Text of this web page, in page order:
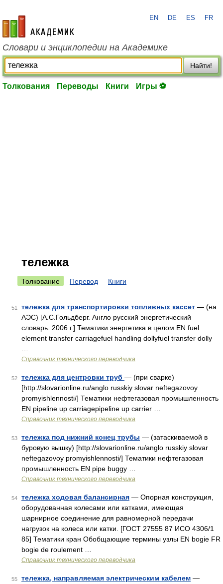
academic.ru
EN DE ES FR
Словари и энциклопедии на Академике
Найти!
Толкования Переводы Книги Игры ⚽
тележка
Толкование Перевод Книги
51 тележка для транспортировки топливных кассет — (на
АЭС) [А.С.Гольдберг. Англо русский энергетический
словарь. 2006 г.] Тематики энергетика в целом EN fuel
element transfer carriagefuel handling dollyfuel transfer dolly
Справочник технического переводчика
52 тележка для центровки труб — (при сварке)
[http://slovarionline.ru/anglo russkiy slovar neftegazovoy
promyishlennosti/] Тематики нефтегазовая промышленность
EN pipeline up carriagepipeline up carrier …
Справочник технического переводчика
53 тележка под нижний конец трубы — (затаскиваемой в
буровую вышку) [http://slovarionline.ru/anglo russkiy slovar
neftegazovoy promyishlennosti/] Тематики нефтегазовая
промышленность EN pipe buggy …
Справочник технического переводчика
54 тележка ходовая балансирная — Опорная конструкция,
оборудованная колесами или катками, имеющая
шарнирное соединение для равномерной передачи
нагрузок на колеса или катки. [ГОСТ 27555 87 ИСО 4306/1
85] Тематики кран Обобщающие термины узлы EN bogie FR
bogie de roulement …
Справочник технического переводчика
55 тележка, направляемая электрическим кабелем —